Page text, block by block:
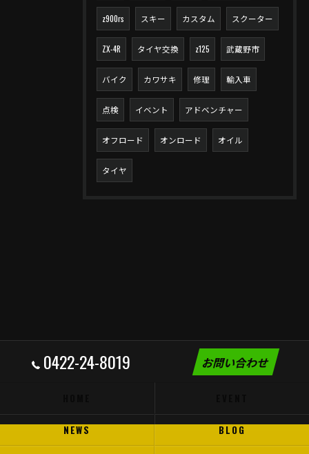
z900rs スキー カスタム スクーター
ZX-4R タイヤ交換 z125 武蔵野市
バイク カワサキ 修理 輸入車
点検 イベント アドベンチャー
オフロード オンロード オイル
タイヤ
0422-24-8019 お問い合わせ
NEWS BLOG